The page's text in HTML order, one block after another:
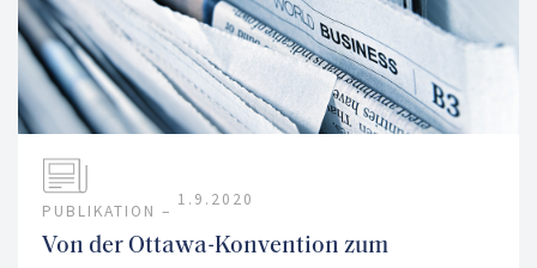
PUBLIKATION –
1.9.2020
Von der Ottawa-Konvention zum